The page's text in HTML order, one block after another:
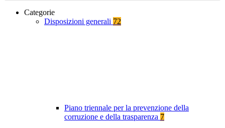
Categorie
Disposizioni generali 72
Piano triennale per la prevenzione della
corruzione e della trasparenza 7